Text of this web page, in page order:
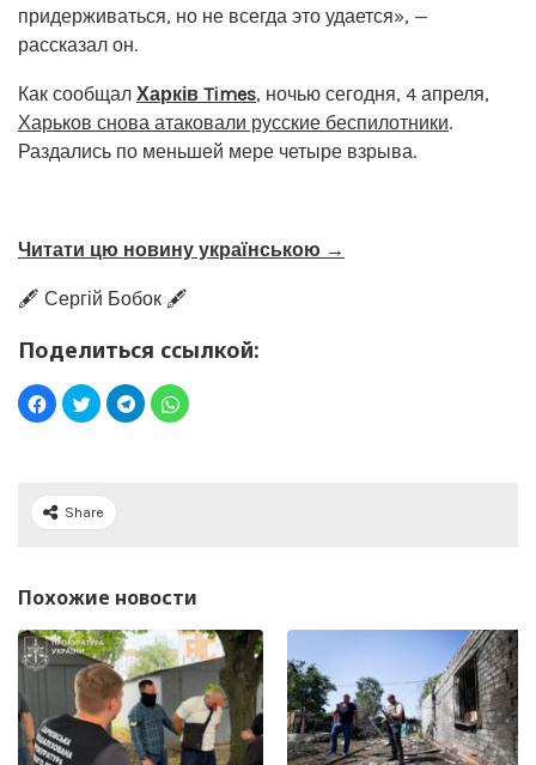
придерживаться, но не всегда это удается», —
рассказал он.
Как сообщал Харків Times, ночью сегодня, 4 апреля,
Харьков снова атаковали русские беспилотники.
Раздались по меньшей мере четыре взрыва.
Читати цю новину українською →
🖋️ Сергій Бобок 🖋️
Поделиться ссылкой:
Share
Похожие новости